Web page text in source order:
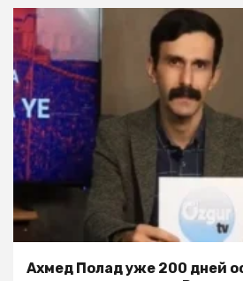
Ахмед Полад уже 200 дней